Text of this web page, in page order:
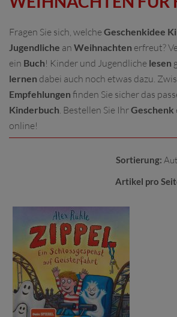
Fragen Sie sich, welcheGeschenkidee
Jugendliche an Weihnachten erfreut?
ein Buch! Kinder und Jugendliche lesen
lernen dabei auch noch etwas dazu.
Empfehlungen finden Sie sicher das
Kinderbuch . Bestellen Sie IhrGeschenk
online!
Sortierung:
Artikel pro